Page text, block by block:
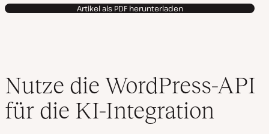
Artikel als PDF herunterladen
Nutze die WordPress-API
für die KI-Integration